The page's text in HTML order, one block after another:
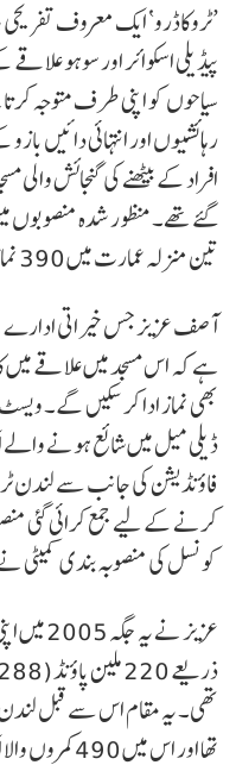
’ٹروکاڈرو‘ ایک معروف
پیڈیلی اسکوائر اور سوہو
رہائشیوں اور انتہائی دائیں
افراد کے بیٹھنے کی گنجائش
گئے تھے۔ منظور شدہ منصوبوں
تین منزلہ عمارت میں 390 نمازیوں کی گنجائش ہو گی۔
آصف عزیز جس خیراتی ادارے
ہے کہ اس مسجد میں علاقے
بھی نماز ادا کر سکیں گے۔
ڈیلی میل میں شائع ہونے والے
فاؤنڈیشن کی جانب سے لندن
کونسل کی منصوبہ بندی کمیٹی
عزیز نے
تھی۔ یہ مقام اس سے قبل
تھا اور اس میں 490 کمروں والا ایک ہوٹل بھی شامل تھا۔